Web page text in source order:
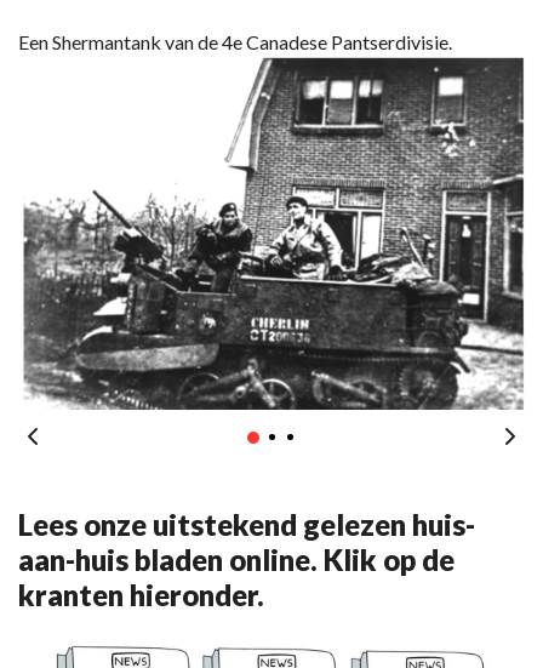
Een Shermantank van de 4e Canadese Pantserdivisie.
Lees onze uitstekend gelezen huis-
aan-huis bladen online. Klik op de
kranten hieronder.